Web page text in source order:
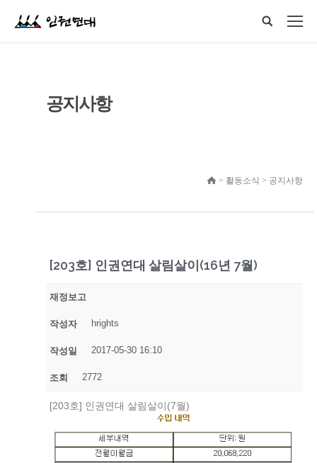
공지사항
> 활동소식 > 공지사항
[203호] 인권연대 살림살이(16년 7월)
재정보고
작성자 hrights
작성일 2017-05-30 16:10
조회 2772
[203호] 인권연대 살림살이(7월)